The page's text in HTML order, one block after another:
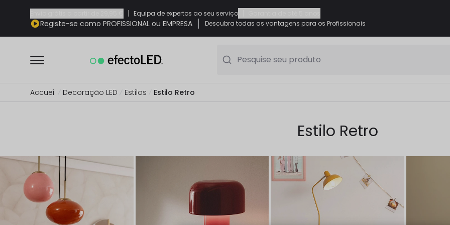
| Equipa de expertos ao seu serviço
Registe-se como PROFISSIONAL ou EMPRESA Descubra todas as vantagens para os Profissionais
Pesquise seu produto
Accueil Decoração LED Estilos Estilo Retro
Estilo Retro